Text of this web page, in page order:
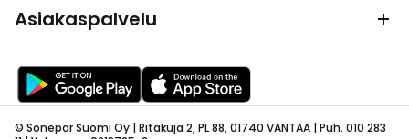
Asiakaspalvelu
© Sonepar Suomi Oy | Ritakuja 2, PL 88, 01740 VANTAA | Puh. 010 283